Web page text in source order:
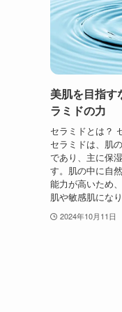
美肌を目指す
ラミドの力
セラミドとは？
セラミドは、肌
であり、主に保
す。肌の中に自
能力が高いため
肌や敏感肌にな
2024年10月11日